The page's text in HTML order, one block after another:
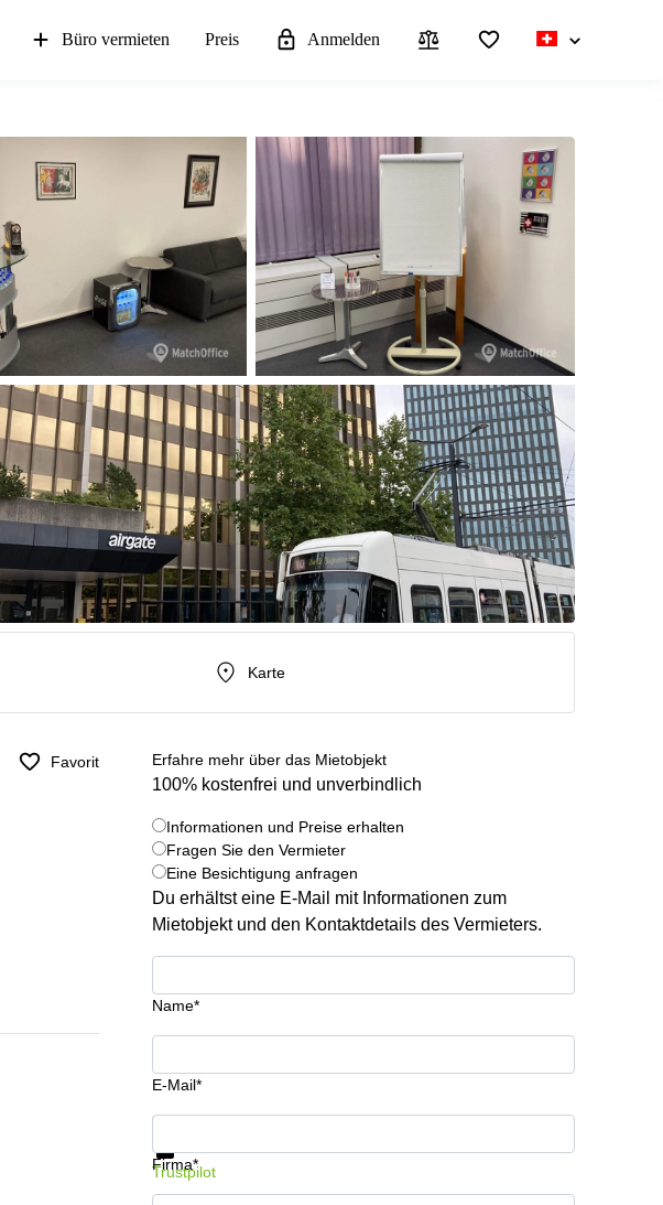
Büro vermieten Preis Anmelden
Karte
Favorit Erfahre mehr über das Mietobjekt
100% kostenfrei und unverbindlich
Informationen und Preise erhalten
Fragen Sie den Vermieter
Eine Besichtigung anfragen
Du erhältst eine E-Mail mit Informationen zum
Mietobjekt und den Kontaktdetails des Vermieters.
Name*
E-Mail*
Firma*
Informationen und Preise erhalten
Trustpilot